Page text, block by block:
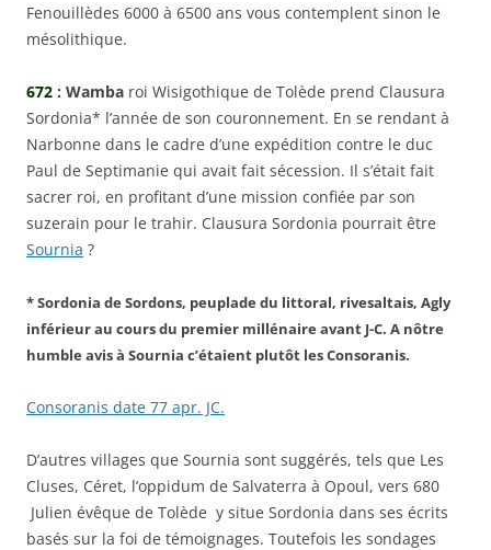
Fenouillèdes 6000 à 6500 ans vous contemplent sinon le
mésolithique.
672 : Wamba roi Wisigothique de Tolède prend Clausura
Sordonia* l’année de son couronnement. En se rendant à
Narbonne dans le cadre d’une expédition contre le duc
Paul de Septimanie qui avait fait sécession. Il s’était fait
sacrer roi, en profitant d’une mission confiée par son
suzerain pour le trahir. Clausura Sordonia pourrait être
Sournia ?
* Sordonia de Sordons, peuplade du littoral, rivesaltais, Agly
inférieur au cours du premier millénaire avant J-C. A nôtre
humble avis à Sournia c’étaient plutôt les Consoranis.
Consoranis date 77 apr. JC.
D’autres villages que Sournia sont suggérés, tels que Les
Cluses, Céret, l’oppidum de Salvaterra à Opoul, vers 680
Julien évêque de Tolède y situe Sordonia dans ses écrits
basés sur la foi de témoignages. Toutefois les sondages